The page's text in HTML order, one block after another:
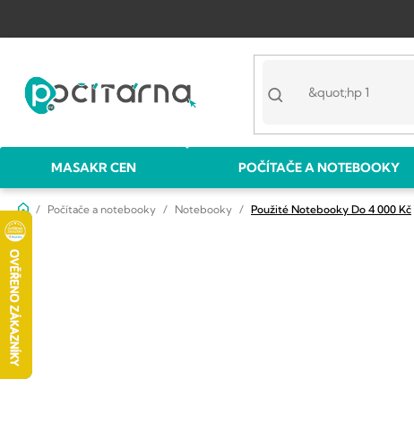
obsah
MASAKR CEN POČÍTAČE A NOTEBOOKY
DomůPočítače a notebooky Notebooky Použité Notebooky Do 4 000 Kč
P
o
s
t
r
a